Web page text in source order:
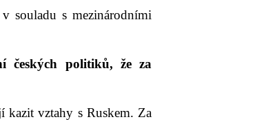
souladu s mezinárodními
českých politiků, že za
kazit vztahy s Ruskem. Za